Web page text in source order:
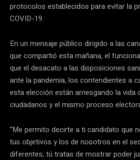
protocolos establecidos para evitar la
COVID-19.
En un mensaje público dirigido a las
que compartió esta mañana, el
que el desacato a las disposiciones
ante la pandemia, los contendientes a
esta elección están arriesgando la vida
ciudadanos y el mismo proceso
“Me permito decirte a ti candidato que
tus objetivos y los de nosotros en el
diferentes, tú tratas de mostrar poder